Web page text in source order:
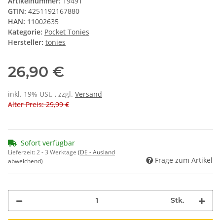
GTIN: 4251192167880
HAN: 11002635
Kategorie: Pocket Tonies
Hersteller: tonies
26,90 €
inkl. 19% USt. , zzgl. Versand
Alter Preis: 29,99 €
Sofort verfügbar
Lieferzeit:2 - 3 Werktage (DE - Ausland
abweichend)
Frage zum Artikel
Stk.